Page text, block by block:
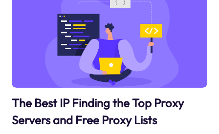
The Best IP Finding the Top Proxy
Servers and Free Proxy Lists